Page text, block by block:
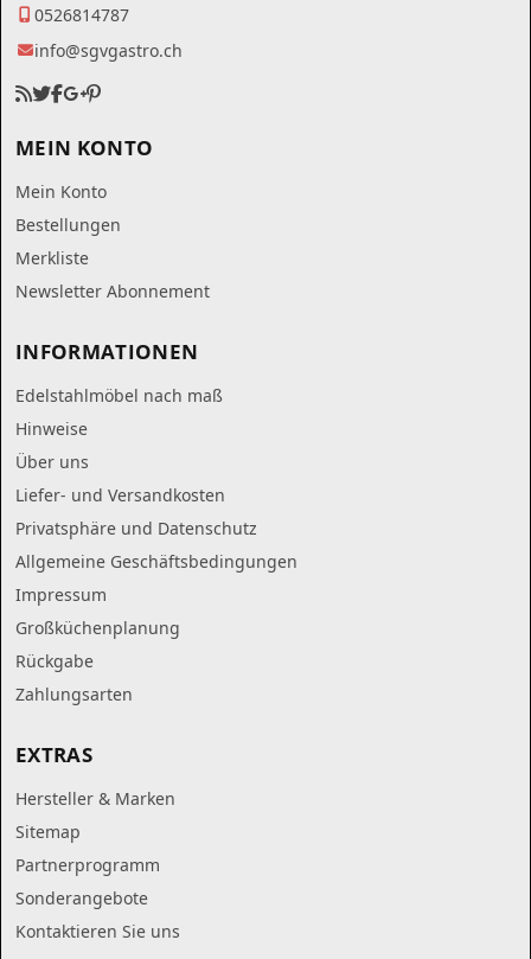
0526814787
info@sgvgastro.ch
MEIN KONTO
Mein Konto
Bestellungen
Merkliste
Newsletter Abonnement
INFORMATIONEN
Edelstahlmöbel nach maß
Hinweise
Über uns
Liefer- und Versandkosten
Privatsphäre und Datenschutz
Allgemeine Geschäftsbedingungen
Impressum
Großküchenplanung
Rückgabe
Zahlungsarten
EXTRAS
Hersteller & Marken
Sitemap
Partnerprogramm
Sonderangebote
Kontaktieren Sie uns